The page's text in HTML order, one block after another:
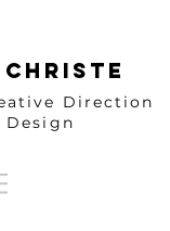
Direction
Design